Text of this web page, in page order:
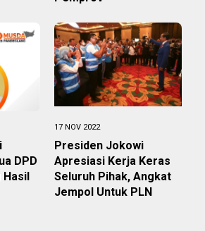
DPD
17 NOV 2022
Presiden Jokowi
Apresiasi Kerja Keras
Seluruh Pihak, Angkat
Jempol Untuk PLN